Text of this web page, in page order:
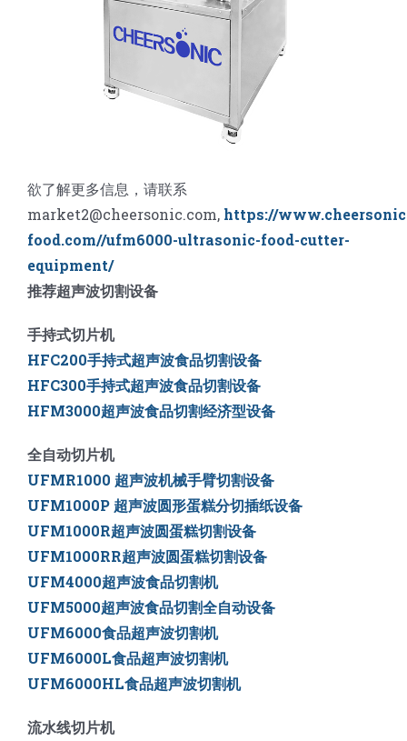
欲了解更多信息，请联系
market2@cheersonic.com, https://
food.com//ufm6000-ultrasonic-food-cutter-
equipment/
推荐超声波切割设备
手持式切片机
HFC200手持式超声波食品切割设备
HFC300手持式超声波食品切割设备
HFM3000超声波食品切割经济型设备
全自动切片机
UFMR1000 超声波机械手臂切割设备
UFM1000P 超声波圆形蛋糕分切插纸设备
UFM1000R超声波圆蛋糕切割设备
UFM1000RR超声波圆蛋糕切割设备
UFM4000超声波食品切割机
UFM5000超声波食品切割全自动设备
UFM6000食品超声波切割机
UFM6000L食品超声波切割机
UFM6000HL食品超声波切割机
流水线切片机